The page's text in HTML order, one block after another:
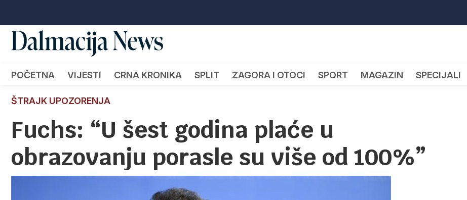
POČETNA VIJESTI CRNA KRONIKA SPLIT ZAGORA I OTOCI SPORT MAGAZIN SPECIJALI
ŠTRAJK UPOZORENJA
Fuchs: “U šest godina plaće u
obrazovanju porasle su više od 100%”